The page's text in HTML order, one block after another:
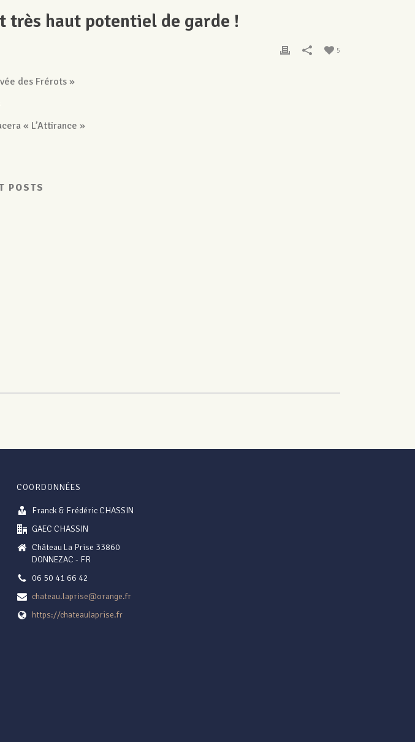
très haut potentiel de garde !
5
des Frérots »
« L’Attirance »
POSTS
COORDONNÉES
Franck & Frédéric CHASSIN
GAEC CHASSIN
Château La Prise 33860
DONNEZAC - FR
06 50 41 66 42
chateau.laprise@orange.fr
https://chateaulaprise.fr